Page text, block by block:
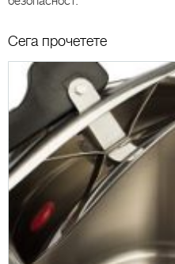
Сега прочетете